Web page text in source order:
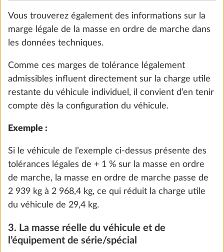
douche
2,1 kg
116 CHF
Vous trouverez également des informations sur la
marge légale de la masse en ordre de marche dans
les données techniques.
Comme ces marges de tolérance légalement
admissibles influent directement sur la charge utile
restante du véhicule individuel, il convient d’en tenir
compte dès la configuration du véhicule.
Exemple :
Si le véhicule de l’exemple ci-dessus présente des
tolérances légales de + 1 % sur la masse en ordre
de marche, la masse en ordre de marche passe de
2 939 kg à 2 968,4 kg, ce qui réduit la charge utile
du véhicule de 29,4 kg.
3. La masse réelle du véhicule et de
l’équipement de série/spécial